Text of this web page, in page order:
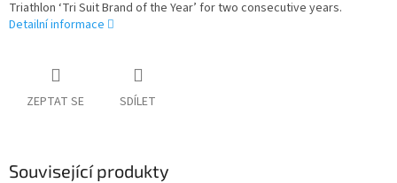
Triathlon ‘Tri Suit Brand of the Year’ for two consecutive years.
Detailní informace
ZEPTAT SE SDÍLET
Související produkty